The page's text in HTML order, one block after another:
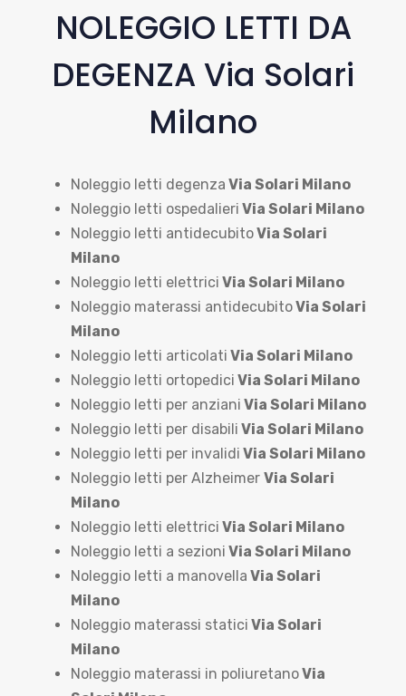
NOLEGGIO LETTI DA
DEGENZA Via Solari
Milano
Noleggio letti degenza Via Solari Milano
Noleggio letti ospedalieri Via Solari Milano
Noleggio letti antidecubitoVia Solari
Milano
Noleggio letti elettrici Via Solari Milano
Noleggio materassi antidecubitoVia Solari
Milano
Noleggio letti articolati Via Solari Milano
Noleggio letti ortopedici Via Solari Milano
Noleggio letti per anziani Via Solari Milano
Noleggio letti per disabili Via Solari Milano
Noleggio letti per invalidi Via Solari Milano
Noleggio letti per Alzheimer Via Solari
Milano
Noleggio letti elettrici Via Solari Milano
Noleggio letti a sezioni Via Solari Milano
Noleggio letti a manovella Via Solari
Milano
Noleggio materassi statici Via Solari
Milano
Noleggio materassi in poliuretanoVia